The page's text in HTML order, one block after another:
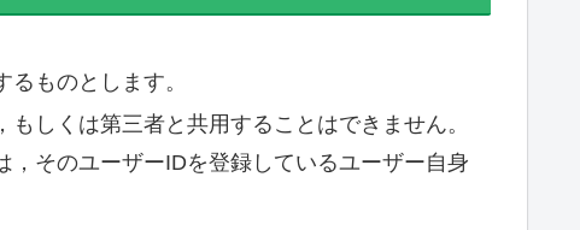
ものとします。
しくは第三者と共用することはできません。
そのユーザーIDを登録しているユーザー自身